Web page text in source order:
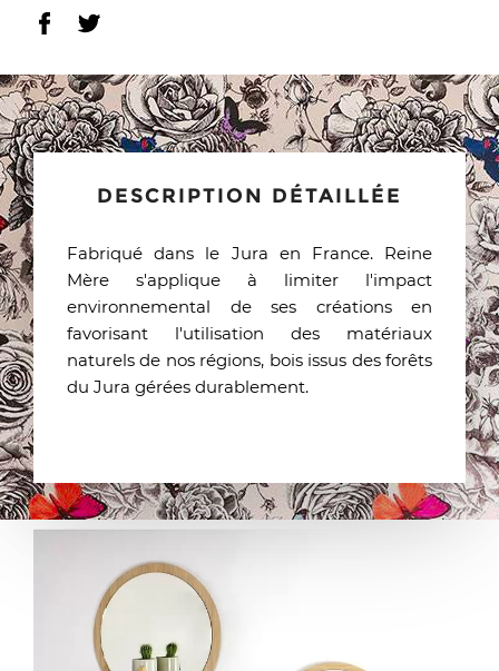
DESCRIPTION DÉTAILLÉE
Fabriqué dans le Jura en France. Reine
Mère s'applique à limiter l'impact
environnemental de ses créations en
favorisant l'utilisation des matériaux
naturels de nos régions, bois issus des forêts
du Jura gérées durablement.